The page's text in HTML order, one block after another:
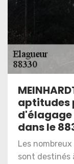
aptitudes
d'élagage
dans le
Les
sont destinés